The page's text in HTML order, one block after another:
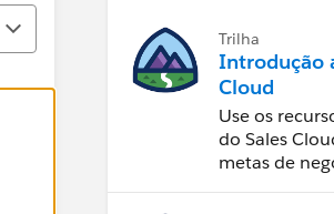
Trilha
Introdução
Cloud
Use os
do Sales
metas de